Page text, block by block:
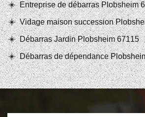
Entreprise de débarras Plobsheim
Vidage maison succession
Débarras Jardin Plobsheim 67115
Débarras de dépendance